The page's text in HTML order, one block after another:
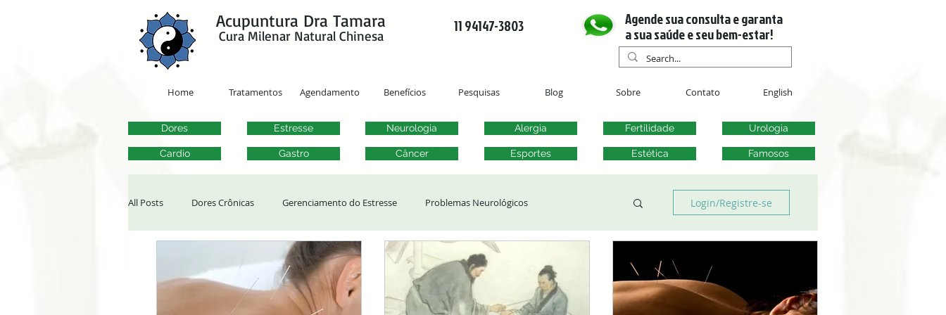
Acupuntura Dra Tamara
Cura Milenar Natural Chinesa
11 94147-3803
Agende sua consulta e garanta
a sua saúde e seu bem-estar!
Home Tratamentos Agendamento Benefícios Pesquisas Blog Sobre Contato English
Dores
Cardio
Estresse
Gastro
Neurologia
Câncer
Alergia
Esportes
Fertilidade
Estética
Urologia
Famosos
All Posts Dores Crônicas Gerenciamento do Estresse Problemas Neurológicos
Tontura, Vertigem e Zumbido Alergias Transtornos Otorrinolaringológicos
Login/Registre-se